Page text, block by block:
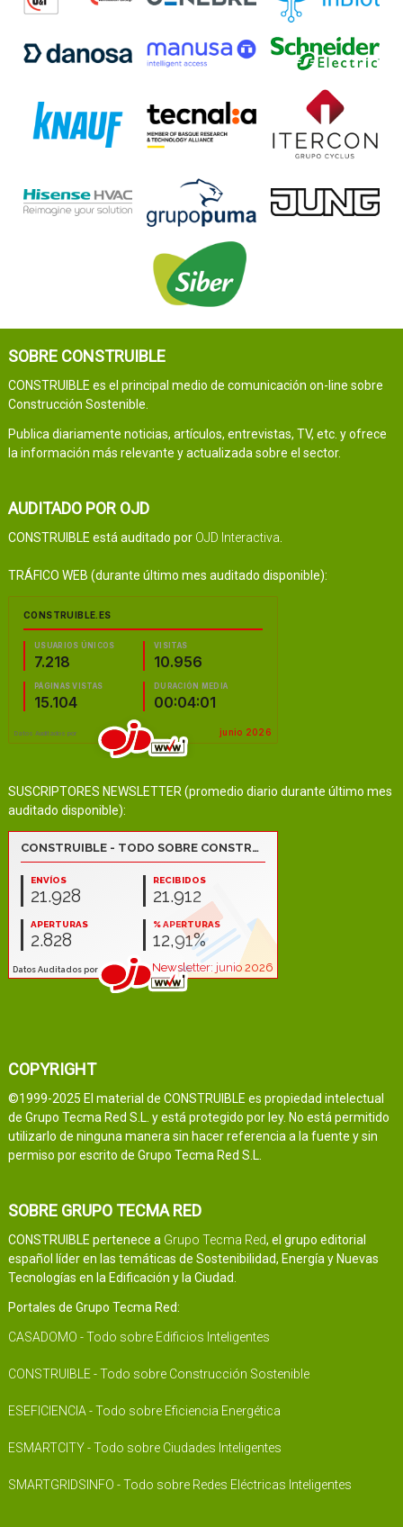
SOBRE CONSTRUIBLE
CONSTRUIBLE es el principal medio de comunicación on-line sobre
Construcción Sostenible.
Publica diariamente noticias, artículos, entrevistas, TV, etc. y ofrece
la información más relevante y actualizada sobre el sector.
AUDITADO POR OJD
CONSTRUIBLE está auditado por OJD Interactiva
TRÁFICO WEB (durante último mes auditado disponible):
SUSCRIPTORES NEWSLETTER (promedio diario durante último mes
auditado disponible):
COPYRIGHT
©1999-2025 El material de CONSTRUIBLE es propiedad intelectual
de Grupo Tecma Red S.L. y está protegido por ley. No está permitido
utilizarlo de ninguna manera sin hacer referencia a la fuente y sin
permiso por escrito de Grupo Tecma Red S.L.
SOBRE GRUPO TECMA RED
CONSTRUIBLE pertenece a Grupo Tecma Red, el grupo editorial
español líder en las temáticas de Sostenibilidad, Energía y Nuevas
Tecnologías en la Edificación y la Ciudad.
Portales de Grupo Tecma Red:
CASADOMO - Todo sobre Edificios Inteligentes
CONSTRUIBLE - Todo sobre Construcción Sostenible
ESEFICIENCIA - Todo sobre Eficiencia Energética
ESMARTCITY - Todo sobre Ciudades Inteligentes
SMARTGRIDSINFO - Todo sobre Redes Eléctricas Inteligentes